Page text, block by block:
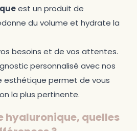
est un produit de
du volume et hydrate la
besoins et de vos attentes.
personnalisé avec nos
esthétique permet de vous
la plus pertinente.
hyaluronique, quelles